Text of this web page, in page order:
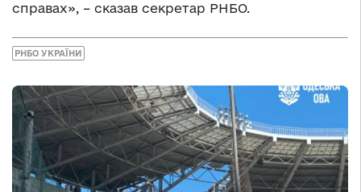
справах», – сказав секретар РНБО.
РНБО УКРАЇНИ